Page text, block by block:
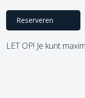
Reserveren
LET OP! Je kunt